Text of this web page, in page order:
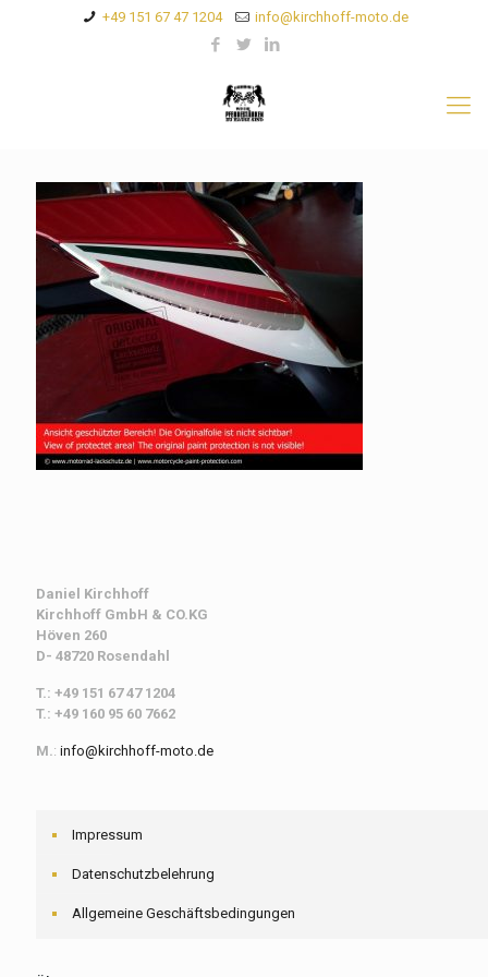
+49 151 67 47 1204 info@kirchhoff-moto.de
Daniel Kirchhoff
Kirchhoff GmbH & CO.KG
Höven 260
D- 48720 Rosendahl
T.: +49 151 67 47 1204
T.: +49 160 95 60 7662
M.: info@kirchhoff-moto.de
Impressum
Datenschutzbelehrung
Allgemeine Geschäftsbedingungen